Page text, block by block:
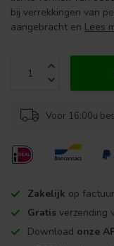
bij verrekkingen van
aangebracht en Lees
Voor 16:00u
Zakelijk op
Gratis verzending
Download onze